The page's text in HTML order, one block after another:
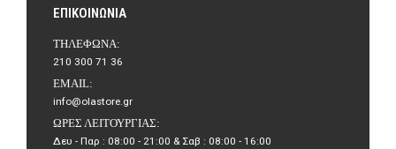
ΕΠΙΚΟΙΝΩΝΊΑ
ΤΗΛΈΦΩΝΑ:
210 300 71 36
EMAIL:
info@olastore.gr
ΏΡΕΣ ΛΕΙΤΟΥΡΓΊΑΣ:
Δευ - Παρ : 08:00 - 21:00 & Σαβ : 08:00 - 16:00